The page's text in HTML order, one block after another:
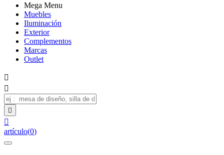
Mega Menu
Muebles
Iluminación
Exterior
Complementos
Marcas
Outlet




artículo(0)